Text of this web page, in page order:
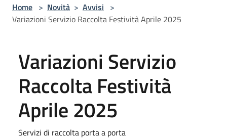
Home > Novità > Avvisi >
Variazioni Servizio Raccolta Festività Aprile 2025
Variazioni Servizio
Raccolta Festività
Aprile 2025
Servizi di raccolta porta a porta